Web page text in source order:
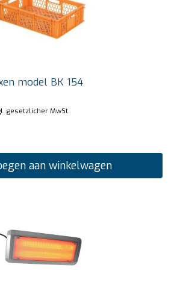
model BK 154
gesetzlicher MwSt.
aan winkelwagen